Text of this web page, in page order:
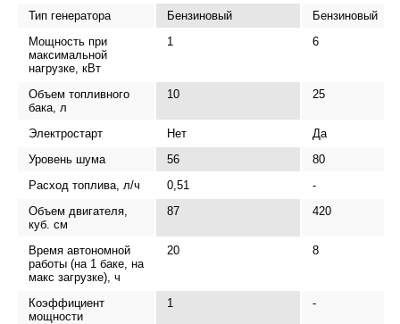
Тип генератора Бензиновый
Бензиновый
Мощность при
максимальной
нагрузке, кВт
1 6
Объем топливного
бака, л
10 25
Электростарт Нет
Да
Уровень шума
56
80
Расход топлива, л/ч
0,51
-
Объем двигателя,
куб. см
87 420
Время автономной
работы (на 1 баке, на
макс загрузке), ч
20 8
Коэффициент
мощности
1 -